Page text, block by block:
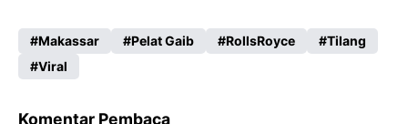
b
o
ts
A
gr
se
Makassar Pelat Gaib RollsRoyce
Tilang
Viral
Komentar Pembaca